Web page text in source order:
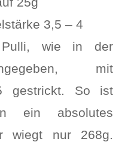
3,5 – 4
wie in der
mit
gestrickt. So ist
ein absolutes
wiegt nur 268g.